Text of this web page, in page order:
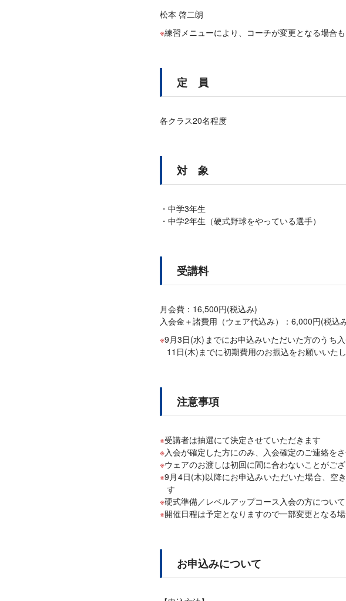
松本 啓二朗
練習メニューにより、コーチが変更となる場合
定 員
各クラス20名程度
対 象
中学3年生
中学2年生（硬式野球をやっている選手）
受講料
月会費：16,500円(税込み)
入会金＋諸費用（ウェア代込み）：6,000円(税込
9月3日(水)までにお申込みいただいた方のうち
11日(木)までに初期費用のお振込をお願いいたし
注意事項
受講者は抽選にて決定させていただきます
入会が確定した方にのみ、入会確定のご連絡を
ウェアのお渡しは初回に間に合わないことがご
9月4日(木)以降にお申込みいただいた場合、空
す
硬式準備／レベルアップコース入会の方について
開催日程は予定となりますので一部変更となる
お申込みについて